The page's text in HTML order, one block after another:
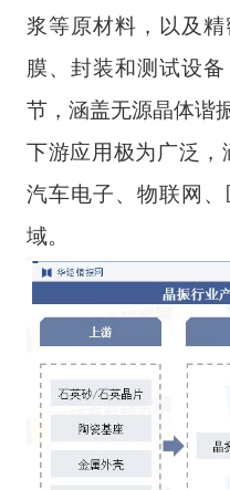
浆等原材料，以及
膜、封装和测试设
节，涵盖无源晶体谐
下游应用极为广泛，
汽车电子、物联网
域。